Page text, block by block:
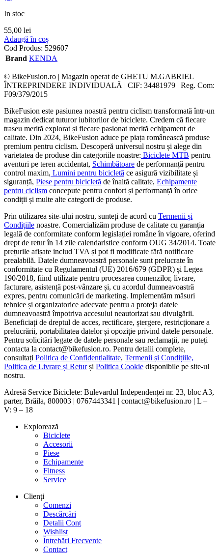
In stoc
55,00 lei
Adaugă în coș
Cod Produs: 529607
Brand KENDA
© BikeFusion.ro | Magazin operat de GHETU M.GABRIEL
ÎNTREPRINDERE INDIVIDUALĂ | CIF: 34481979 | Reg. Com:
F09/379/2015
BikeFusion este pasiunea noastră pentru ciclism transformată într-un
magazin dedicat tuturor iubitorilor de biciclete. Credem că fiecare
traseu merită explorat și fiecare pasionat merită echipament de
calitate. Din 2024, BikeFusion aduce pe piața românească produse
premium pentru ciclism. Descoperă universul nostru și alege din
varietatea de produse din categoriile noastre: Biciclete MTB pentru
aventuri pe teren accidentat, Schimbătoare de performanță pentru
control maxim, Lumini pentru bicicletă ce asigură vizibilitate și
siguranță, Piese pentru bicicletă de înaltă calitate, Echipamente
pentru ciclism concepute pentru confort și performanță în orice
condiții și multe alte categorii de produse.
Prin utilizarea site-ului nostru, sunteți de acord cu Termenii și
Condițiile noastre. Comercializăm produse de calitate cu garanția
legală de conformitate conform legislației române în vigoare, oferind
drept de retur în 14 zile calendaristice conform OUG 34/2014. Toate
prețurile afișate includ TVA și pot fi modificate fără notificare
prealabilă. Datele dumneavoastră personale sunt prelucrate în
conformitate cu Regulamentul (UE) 2016/679 (GDPR) și Legea
190/2018, fiind utilizate pentru procesarea comenzilor, livrare,
facturare, asistență post-vânzare și, cu acordul dumneavoastră
expres, pentru comunicări de marketing. Implementăm măsuri
tehnice și organizatorice adecvate pentru a proteja datele
dumneavoastră împotriva accesului neautorizat sau divulgării.
Beneficiați de dreptul de acces, rectificare, ștergere, restricționare a
prelucrării, portabilitatea datelor și opoziție privind datele personale.
Pentru solicitări legate de datele personale sau reclamații, ne puteți
contacta la contact@bikefusion.ro. Pentru detalii complete,
consultați Politica de Confidențialitate, Termenii și Condițiile,
Politica de Livrare și Returși Politica Cookie disponibile pe site-ul
nostru.
Adresă Service Biciclete: Bulevardul Independenței nr. 23, bloc A3,
parter, Brăila, 800003 | 0767443341 | contact@bikefusion.ro | L –
V: 9 – 18
Explorează
Biciclete
Accesorii
Piese
Echipamente
Fitness
Service
Clienți
Comenzi
Descărcări
Detalii Cont
Wishlist
Întrebări Frecvente
Contact